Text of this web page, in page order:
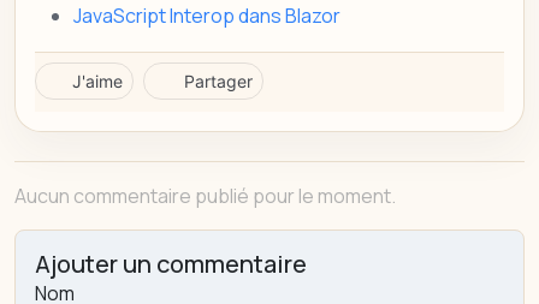
JavaScript Interop dans Blazor
J'aime Partager
Aucun commentaire publié pour le moment.
Ajouter un commentaire
Nom